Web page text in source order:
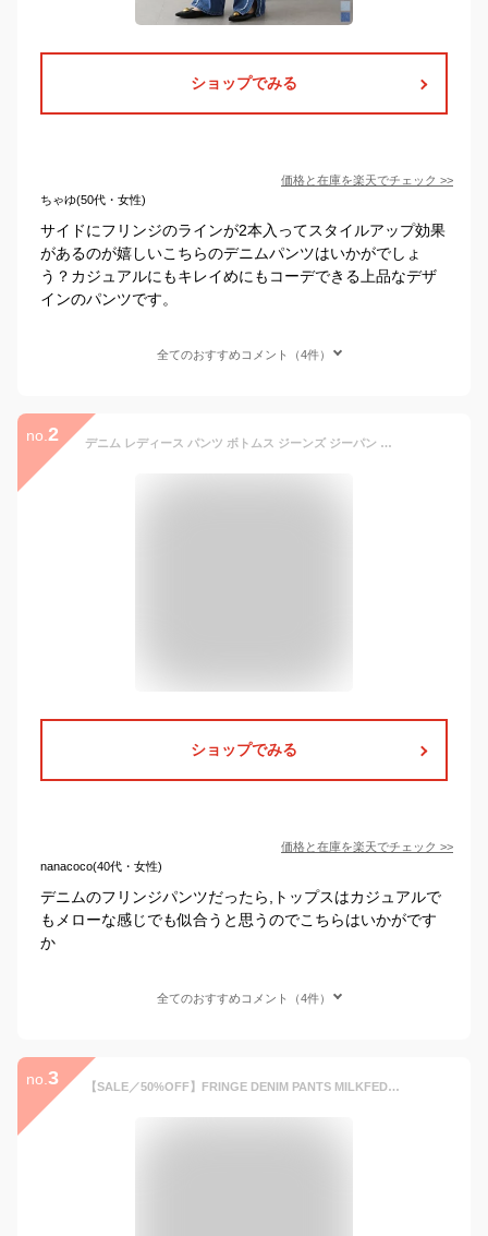
ショップでみる
価格と在庫を楽天でチェック >>
ちゃゆ(50代・女性)
サイドにフリンジのラインが2本入ってスタイルアップ効果
があるのが嬉しいこちらのデニムパンツはいかがでしょ
う？カジュアルにもキレイめにもコーデできる上品なデザ
インのパンツです。
全てのおすすめコメント（4件）
no. 2 デニム レディース パンツ ボトムス ジーンズ ジーパン ストレート ワイド レース フリル ヴィンテージ レトロ クロップド丈 フリンジ 綿 綿100％ ぽっちゃり 体型カバー 大きいサイズ 青 紺 春 夏 秋 冬【メール便不可】【20】
ショップでみる
価格と在庫を楽天でチェック >>
nanacoco(40代・女性)
デニムのフリンジパンツだったら,トップスはカジュアルで
もメローな感じでも似合うと思うのでこちらはいかがです
か
全てのおすすめコメント（4件）
no. 3 【SALE／50%OFF】FRINGE DENIM PANTS MILKFED. ミルクフェド パンツ ジーンズ・デニムパンツ ブルー ホワイト【RBA_E】【送料無料】[Rakuten Fashion]